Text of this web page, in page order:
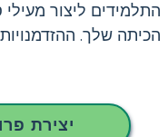
התלמידים ליצור
הכיתה שלך. ההזדמנויות
יצירת